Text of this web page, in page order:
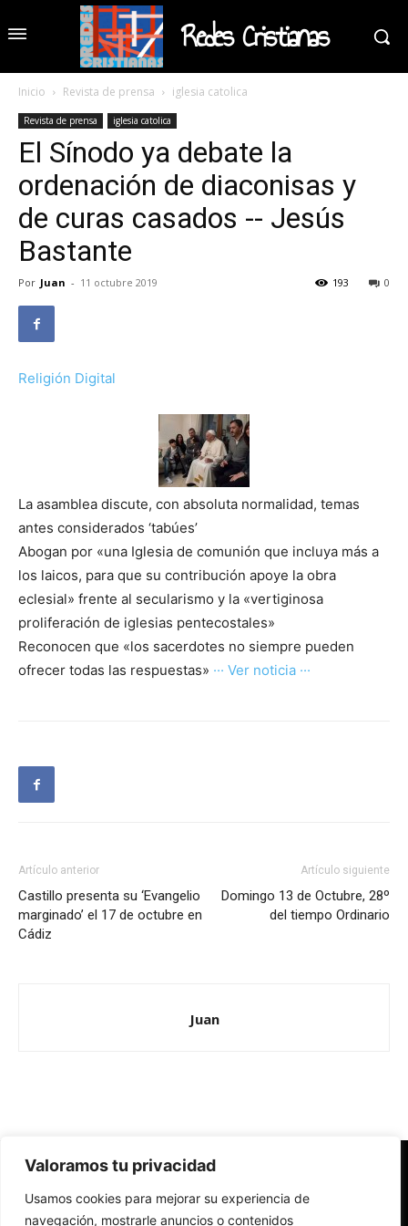
Valoramos tu privacidad
Usamos cookies para mejorar su experiencia de
navegación, mostrarle anuncios o contenidos
Redes Cristianas
Inicio Revista de prensa iglesia catolica
Revista de prensa iglesia catolica
El Sínodo ya debate la
ordenación de diaconisas y
de curas casados -- Jesús
Bastante
Por Juan - 11 octubre 2019 0
193
Religión Digital
La asamblea discute, con absoluta normalidad, temas
antes considerados ‘tabúes’
Abogan por «una Iglesia de comunión que incluya más a
los laicos, para que su contribución apoye la obra
eclesial» frente al secularismo y la «vertiginosa
proliferación de iglesias pentecostales»
Reconocen que «los sacerdotes no siempre pueden
ofrecer todas las respuestas» ··· Ver noticia ···
Artículo anterior
Castillo presenta su ‘Evangelio
marginado’ el 17 de octubre en
Cádiz
Artículo siguiente
Domingo 13 de Octubre, 28º
del tiempo Ordinario
Juan
Redes Cristianas
Una mirada alternativa sobre la Iglesia católica y la sociedad
- Colectivos de Redes Cristianas